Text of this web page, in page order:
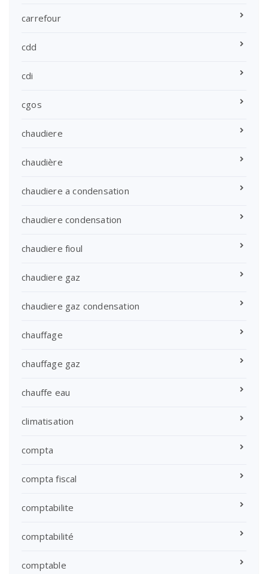
carrefour
cdd
cdi
cgos
chaudiere
chaudière
chaudiere a condensation
chaudiere condensation
chaudiere fioul
chaudiere gaz
chaudiere gaz condensation
chauffage
chauffage gaz
chauffe eau
climatisation
compta
compta fiscal
comptabilite
comptabilité
comptable